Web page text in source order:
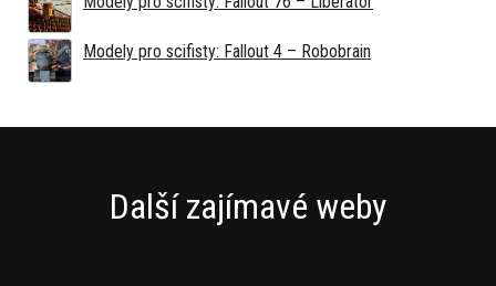
Modely pro scifisty: Fallout 4 –⁠ Robobrain
Další zajímavé weby